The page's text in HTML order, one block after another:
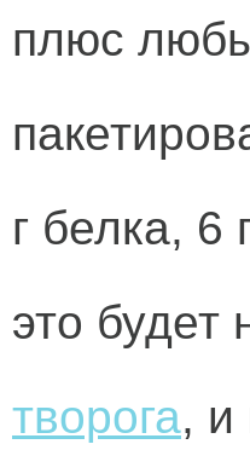
плюс
г белка, 6
это будет
творога, и